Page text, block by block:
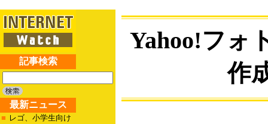
記事検索
最新ニュース
■ レゴ、小学生向け
Yahoo!フォ
作